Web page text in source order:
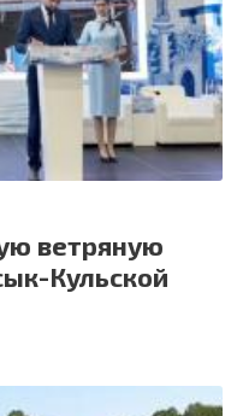
ветряную
Кульской